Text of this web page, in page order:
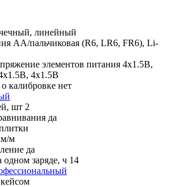
линейный
AA/пальчиковая (R6, LR6, FR6), Li-
элементов питания 4х1.5В,
4х1.5В
калибровке нет
шт 2
да
м
да
заряде, ч 14